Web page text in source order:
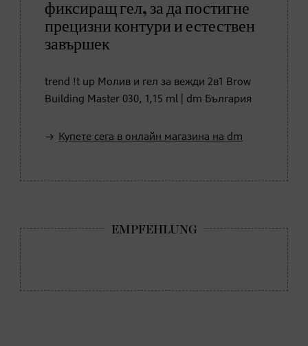
фиксиращ гел, за да постигне
прецизни контури и естествен
завършек
trend !t up Молив и гел за вежди 2в1 Brow
Building Master 030, 1,15 ml | dm България
Купете сега в онлайн магазина на dm